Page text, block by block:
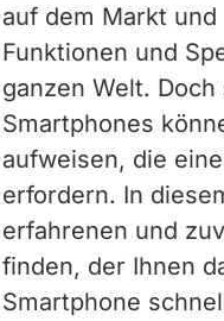
auf dem Markt
Funktionen und
ganzen Welt.
Smartphones
aufweisen, die
erfordern. In
erfahrenen und
finden, der Ihnen
Smartphone